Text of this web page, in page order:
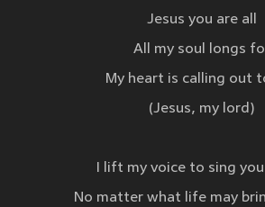
Jesus you are all
All my soul longs
My heart is calling out
(Jesus, my lord)
I lift my voice to sing
No matter what life may